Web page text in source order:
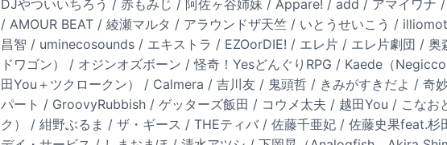
DJやついいちろう / 赤もみじ / 阿佐ヶ谷姉妹 / Appare! / add / アマイワナ
/ AMOUR BEAT / 綾瀬マルタ / アラウンドザ天竺 / いとうせいこう /
昌智 / uminecosounds / エキストラ / EZOorDIE! / エレ片 / エレ片劇団 / 奥
ドワゴン） / オジンオズボーン / 怪奇！YesどんぐりRPG / Kaede（
田You＋ツクロークン） / Calmera / 吉川友 / 鬼頭哲 / きみがすきだよ / 奇
パート / GroovyRubbish / ゲッターズ飯田 / コウメ太夫 / 越田You / こなお
ク） / 紺野ぶるま / ザ・ギース / THEティバ / 佐藤千亜妃 / 佐藤史果feat.杉